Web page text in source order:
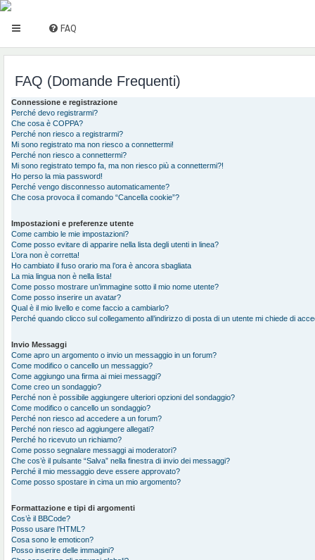
FAQ
FAQ (Domande Frequenti)
Connessione e registrazione
Perché devo registrarmi?
Che cosa è COPPA?
Perché non riesco a registrarmi?
Mi sono registrato ma non riesco a connettermi!
Perché non riesco a connettermi?
Mi sono registrato tempo fa, ma non riesco più a connettermi?!
Ho perso la mia password!
Perché vengo disconnesso automaticamente?
Che cosa provoca il comando “Cancella cookie”?
Impostazioni e preferenze utente
Come cambio le mie impostazioni?
Come posso evitare di apparire nella lista degli utenti in linea?
L’ora non è corretta!
Ho cambiato il fuso orario ma l’ora è ancora sbagliata
La mia lingua non è nella lista!
Come posso mostrare un’immagine sotto il mio nome utente?
Come posso inserire un avatar?
Qual è il mio livello e come faccio a cambiarlo?
Perché quando clicco sul collegamento all’indirizzo di posta di un utente mi chiede di
Invio Messaggi
Come apro un argomento o invio un messaggio in un forum?
Come modifico o cancello un messaggio?
Come aggiungo una firma ai miei messaggi?
Come creo un sondaggio?
Perché non è possibile aggiungere ulteriori opzioni del sondaggio?
Come modifico o cancello un sondaggio?
Perché non riesco ad accedere a un forum?
Perché non riesco ad aggiungere allegati?
Perché ho ricevuto un richiamo?
Come posso segnalare messaggi ai moderatori?
Che cos’è il pulsante “Salva” nella finestra di invio dei messaggi?
Perché il mio messaggio deve essere approvato?
Come posso spostare in cima un mio argomento?
Formattazione e tipi di argomenti
Cos’è il BBCode?
Posso usare l’HTML?
Cosa sono le emoticon?
Posso inserire delle immagini?